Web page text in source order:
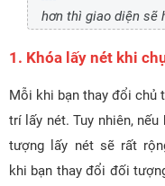
hơn thì giao diện sẽ
1. Khóa lấy nét khi
Mỗi khi bạn thay đổi chủ
trí lấy nét. Tuy nhiên,
tượng lấy nét sẽ rất
khi bạn thay đổi đối